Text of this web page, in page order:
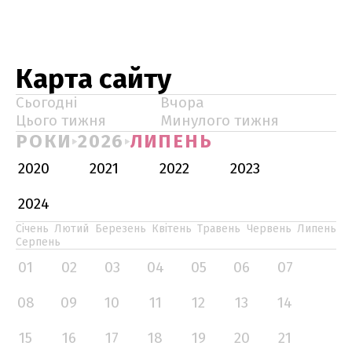
Карта сайту
Сьогодні
Вчора
Цього тижня
Минулого тижня
РОКИ 2026 ЛИПЕНЬ
2020 2021 2022
2023
2024
Січень Лютий Березень Квітень Травень Червень Липень
Серпень
01 02 03 04 05 06
07
08
09 10 11 12 13
14
15
16 17 18 19 20
21